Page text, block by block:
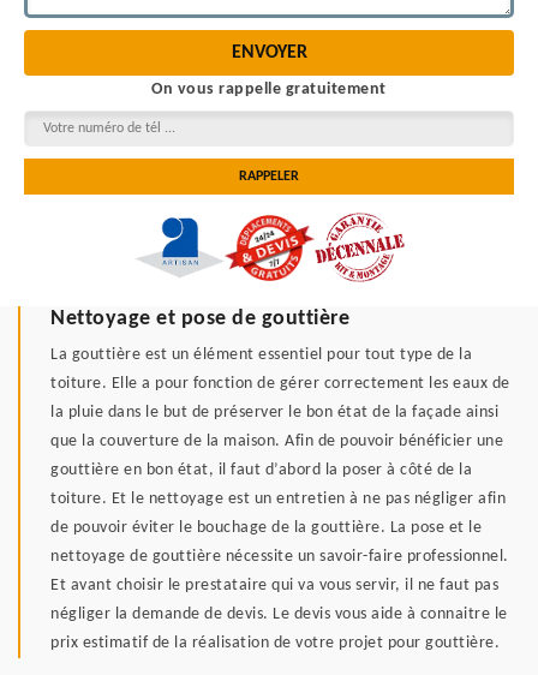
On vous rappelle gratuitement
Nettoyage et pose de gouttière
La gouttière est un élément essentiel pour tout type de la
toiture. Elle a pour fonction de gérer correctement les eaux de
la pluie dans le but de préserver le bon état de la façade ainsi
que la couverture de la maison. Afin de pouvoir bénéficier une
gouttière en bon état, il faut d’abord la poser à côté de la
toiture. Et le nettoyage est un entretien à ne pas négliger afin
de pouvoir éviter le bouchage de la gouttière. La pose et le
nettoyage de gouttière nécessite un savoir-faire professionnel.
Et avant choisir le prestataire qui va vous servir, il ne faut pas
négliger la demande de devis. Le devis vous aide à connaitre le
prix estimatif de la réalisation de votre projet pour gouttière.